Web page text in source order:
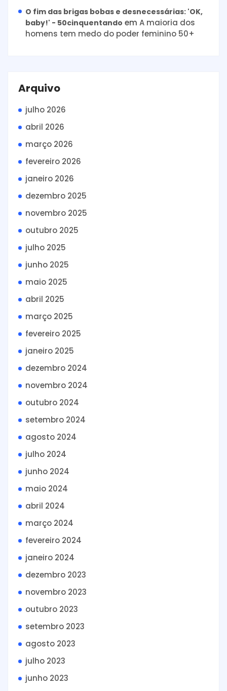
O fim das brigas bobas e desnecessárias: 'OK,
baby!' - 50cinquentando em A maioria dos
homens tem medo do poder feminino 50+
Arquivo
julho 2026
abril 2026
março 2026
fevereiro 2026
janeiro 2026
dezembro 2025
novembro 2025
outubro 2025
julho 2025
junho 2025
maio 2025
abril 2025
março 2025
fevereiro 2025
janeiro 2025
dezembro 2024
novembro 2024
outubro 2024
setembro 2024
agosto 2024
julho 2024
junho 2024
maio 2024
abril 2024
março 2024
fevereiro 2024
janeiro 2024
dezembro 2023
novembro 2023
outubro 2023
setembro 2023
agosto 2023
julho 2023
junho 2023